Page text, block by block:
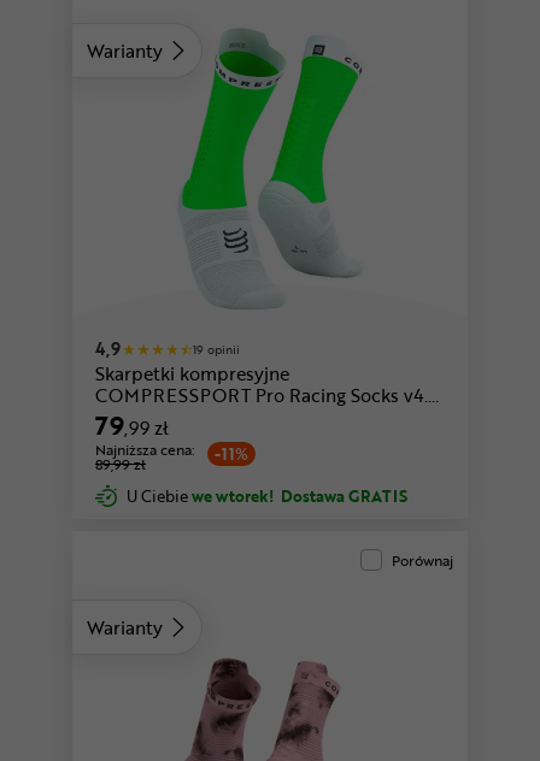
Warianty
4,9 19 opinii
Skarpetki kompresyjne
COMPRESSPORT Pro Racing Socks v4.0
Bike
79,99 zł
-11%
Najniższa cena:
89,99 zł
U Ciebiewe wtorek! Dostawa GRATIS
Warianty
Porównaj